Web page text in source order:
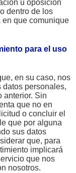
u oposición
dentro de los
que comunique
para el uso
en su caso, nos
datos personales,
anterior. Sin
que no en
o concluir el
que por alguna
sus datos
que, para
implicará
que nos
nosotros.